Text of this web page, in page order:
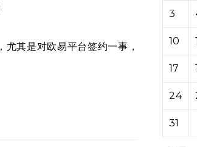
3
10
17
24
31